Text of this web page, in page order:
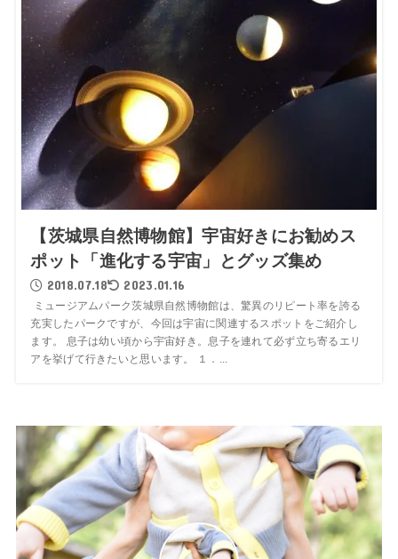
【茨城県自然博物館】宇宙好きにお勧めス
ポット「進化する宇宙」とグッズ集め
2018.07.18 2023.01.16
ミュージアムパーク茨城県自然博物館は、驚異のリピート率を誇る
充実したパークですが、今回は宇宙に関連するスポットをご紹介し
ます。 息子は幼い頃から宇宙好き。息子を連れて必ず立ち寄るエリ
アを挙げて行きたいと思います。 １．...